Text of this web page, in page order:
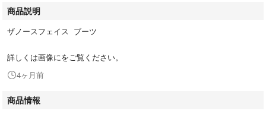
商品説明
ザノースフェイス ブーツ
詳しくは画像にをご覧ください。
4ヶ月前
商品情報